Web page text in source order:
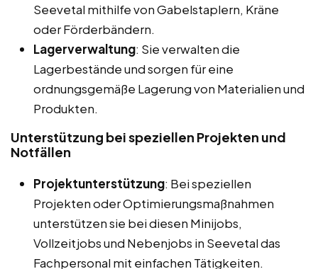
Seevetal mithilfe von Gabelstaplern, Kräne
oder Förderbändern.
Lagerverwaltung: Sie verwalten die
Lagerbestände und sorgen für eine
ordnungsgemäße Lagerung von Materialien und
Produkten.
Unterstützung bei speziellen Projekten und
Notfällen
Projektunterstützung: Bei speziellen
Projekten oder Optimierungsmaßnahmen
unterstützen sie bei diesen Minijobs,
Vollzeitjobs und Nebenjobs in Seevetal das
Fachpersonal mit einfachen Tätigkeiten.